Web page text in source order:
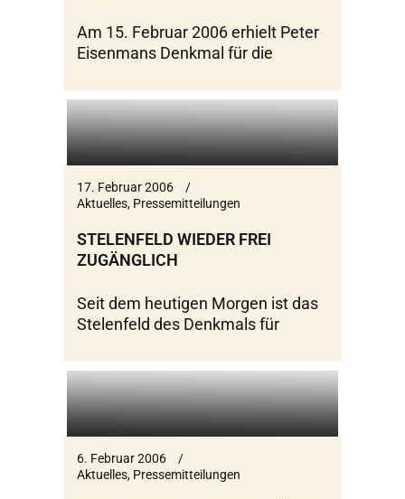
Am 15. Februar 2006 erhielt Peter
Eisenmans Denkmal für die
17. Februar 2006
Aktuelles, Pressemitteilungen
STELENFELD WIEDER FREI
ZUGÄNGLICH
Seit dem heutigen Morgen ist das
Stelenfeld des Denkmals für
6. Februar 2006
Aktuelles, Pressemitteilungen